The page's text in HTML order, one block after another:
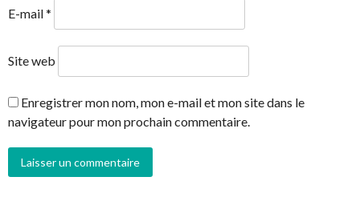
E-mail*
Site web
Enregistrer mon nom, mon e-mail et mon site dans le
navigateur pour mon prochain commentaire.